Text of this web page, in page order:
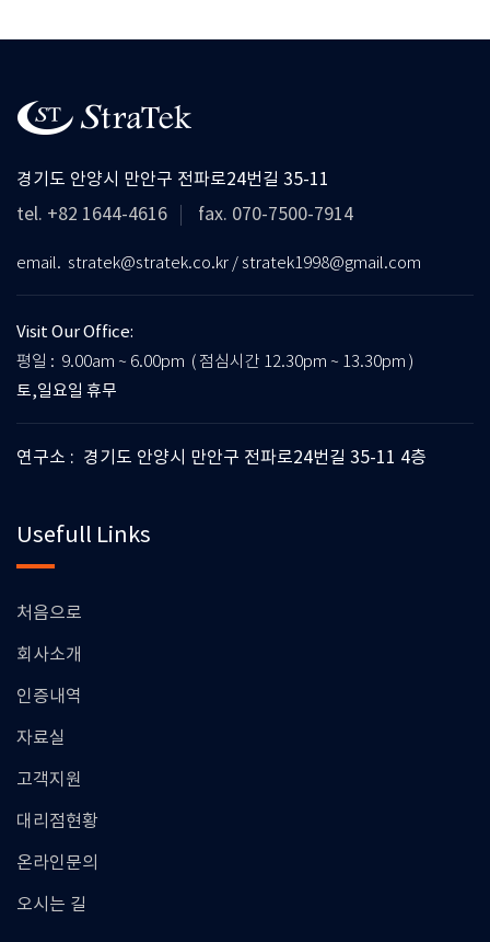
경기도 안양시 만안구 전파로24번길 35-11
tel. +82 1644-4616
fax. 070-7500-7914
email. stratek@stratek.co.kr / stratek1998@gmail.com
Visit Our Office:
평일 : 9.00am ~ 6.00pm ( 점심시간 12.30pm ~ 13.30pm )
토,일요일 휴무
연구소 : 경기도 안양시 만안구 전파로24번길 35-11 4층
Usefull Links
처음으로
회사소개
인증내역
자료실
고객지원
대리점현황
온라인문의
오시는 길